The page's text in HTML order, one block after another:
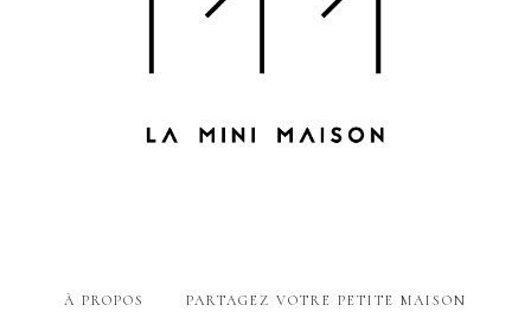
À PROPOS PARTAGEZ VOTRE PETITE MAISON